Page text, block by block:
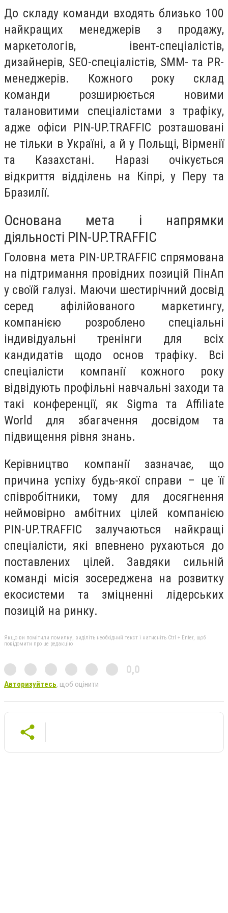
До складу команди входять близько 100
найкращих менеджерів з продажу,
маркетологів, івент-спеціалістів,
дизайнерів, SEO-спеціалістів, SMM- та PR-
менеджерів. Кожного року склад
команди розширюється новими
талановитими спеціалістами з трафіку,
адже офіси PIN-UP.TRAFFIC розташовані
не тільки в Україні, а й у Польщі, Вірменії
та Казахстані. Наразі очікується
відкриття відділень на Кіпрі, у Перу та
Бразилії.
Основана мета і напрямки
діяльності PIN-UP.TRAFFIC
Головна мета PIN-UP.TRAFFIC спрямована
на підтримання провідних позицій ПінАп
у своїй галузі. Маючи шестирічний досвід
серед афілійованого маркетингу,
компанією розроблено спеціальні
індивідуальні тренінги для всіх
кандидатів щодо основ трафіку. Всі
спеціалісти компанії кожного року
відвідують профільні навчальні заходи та
такі конференції, як Sigma та Affiliate
World для збагачення досвідом та
підвищення рівня знань.
Керівництво компанії зазначає, що
причина успіху будь-якої справи – це її
співробітники, тому для досягнення
неймовірно амбітних цілей компанією
PIN-UP.TRAFFIC залучаються найкращі
спеціалісти, які впевнено рухаються до
поставлених цілей. Завдяки сильній
команді місія зосереджена на розвитку
екосистеми та зміцненні лідерських
позицій на ринку.
Якщо ви помітили помилку, виділіть необхідний текст і натисніть Ctrl + Enter, щоб
повідомити про це редакцію
0,0
Авторизуйтесь, щоб оцінити